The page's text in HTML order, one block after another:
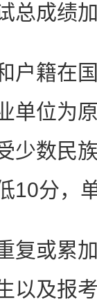
总成绩
籍在国
单位为
少数民
10分，
或累加
以及报